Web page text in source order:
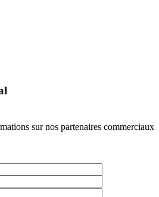
sur nos partenaires commerciaux